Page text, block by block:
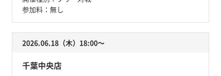
参加料： 無し
2026.06.18（木）18:00〜
千葉中央店